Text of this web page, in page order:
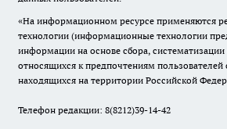
«На информационном ресурсе применяются
технологии (информационные технологии
информации на основе сбора, систематизации
относящихся к предпочтениям пользователей
находящихся на территории Российской
Телефон редакции: 8(8212)39-14-42